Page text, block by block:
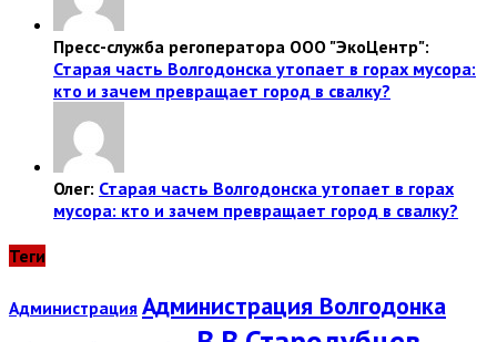
Пресс-служба регоператора ООО "ЭкоЦентр":
Старая часть Волгодонска утопает в горах мусора:
кто и зачем превращает город в свалку?
Олег: Старая часть Волгодонска утопает в горах
мусора: кто и зачем превращает город в свалку?
Теги
Администрация Администрация Волгодонка